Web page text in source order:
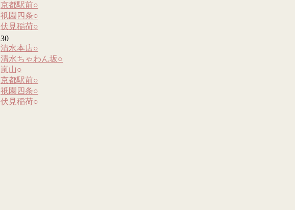
京都駅前○
祇園四条○
伏見稲荷○
30
清水本店○
清水ちゃわん坂○
嵐山○
京都駅前○
祇園四条○
伏見稲荷○